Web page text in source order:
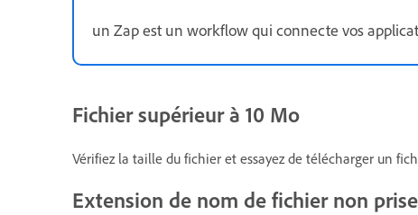
un Zap est un workflow qui connecte vos
Fichier supérieur à 10 Mo
Vérifiez la taille du fichier et essayez de télécharger un
Extension de nom de fichier non